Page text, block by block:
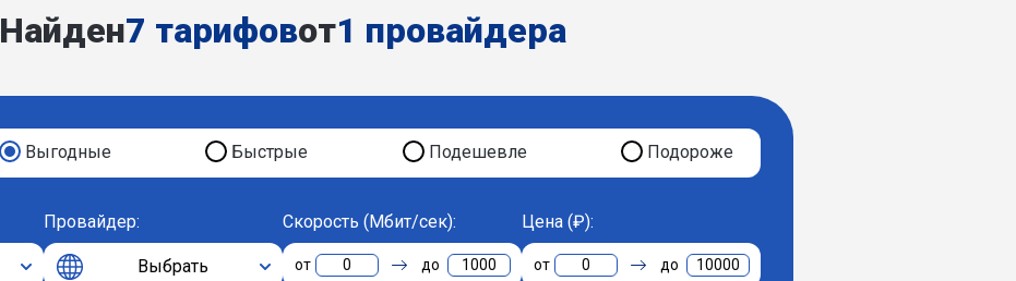
Найден7 тарифовот1 провайдера
Выгодные Быстрые Подешевле Подороже
Провайдер:
Выбрать
Скорость (Мбит/сек):
0 1000
Цена (₽):
0 10000